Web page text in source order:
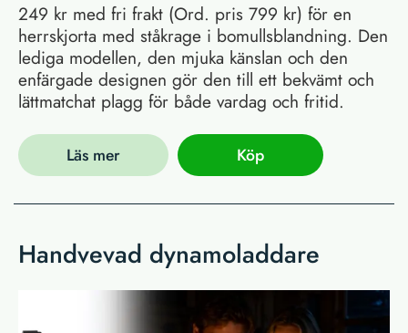
249 kr med fri frakt (Ord. pris 799 kr) för en
herrskjorta med ståkrage i bomullsblandning. Den
lediga modellen, den mjuka känslan och den
enfärgade designen gör den till ett bekvämt och
lättmatchat plagg för både vardag och fritid.
Läs mer Köp
Handvevad dynamoladdare